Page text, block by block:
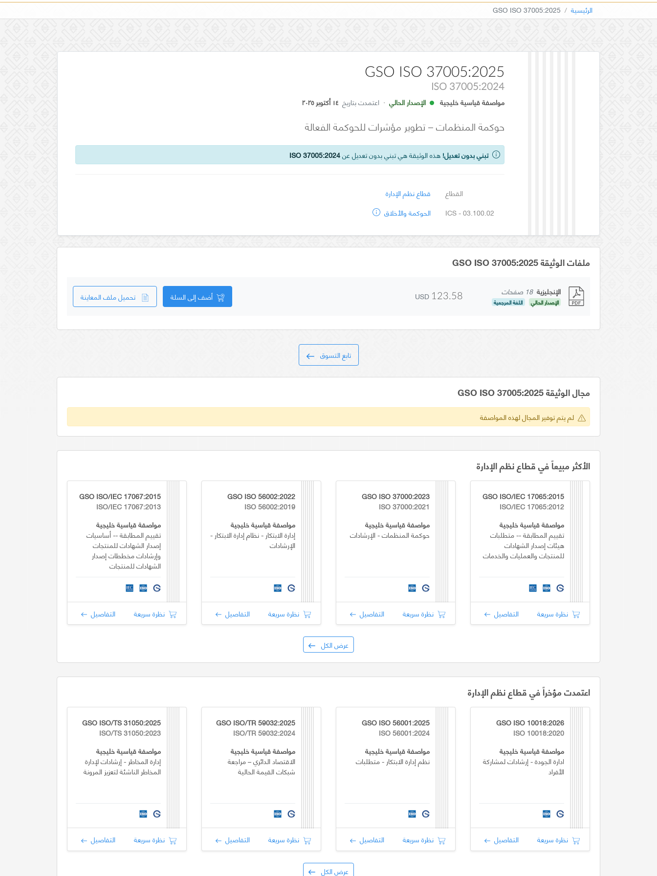
الرئيسية GSO ISO 37005:2025
GSO ISO 37005:2025
ISO 37005:2024
مواصفة قياسية خليجية الإصدار الحالي · اعتمدت بتاريخ ١٤ أكتوبر ٢٠٢٥
حوكمة المنظمات – تطوير مؤشرات للحوكمة الفعالة
تبني بدون تعديل! هذه الوثيقة هي تبني بدون تعديل عنISO 37005:2024
القطاع
قطاع نظم الإدارة
ICS - 03.100.02
الحوكمة والأخلاق
ملفات الوثيقة GSO ISO 37005:2025
الإنجليزية 18 صفحات
الإصدار الحالي اللغة المرجعية USD 123.58 أضف إلى السلة تحميل ملف المعاينة
تابع التسوق
مجال الوثيقة GSO ISO 37005:2025
لم يتم توفير المجال لهذه المواصفة
الأكثر مبيعاً في قطاع نظم الإدارة
GSO ISO/IEC 17065:2015
ISO/IEC 17065:2012
مواصفة قياسية خليجية
تقييم المطابقة -- متطلبات
هيئات إصدار الشهادات
للمنتجات والعمليات والخدمات
نظرة سريعة التفاصيل
GSO ISO 37000:2023
ISO 37000:2021
مواصفة قياسية خليجية
حوكمة المنظمات - الإرشادات
نظرة سريعة التفاصيل
GSO ISO 56002:2022
ISO 56002:2019
مواصفة قياسية خليجية
إدارة الابتكار - نظام إدارة الابتكار -
الإرشادات
نظرة سريعة التفاصيل
GSO ISO/IEC 17067:2015
ISO/IEC 17067:2013
مواصفة قياسية خليجية
تقييم المطابقة -- أساسيات
إصدار الشهادات للمنتجات
وإرشادات مخططات إصدار
الشهادات للمنتجات
نظرة سريعة التفاصيل
عرض الكل
اعتمدت مؤخراً في قطاع نظم الإدارة
GSO ISO 10018:2026
ISO 10018:2020
مواصفة قياسية خليجية
ادارة الجودة - إرشادات لمشاركة
الأفراد
نظرة سريعة التفاصيل
GSO ISO 56001:2025
ISO 56001:2024
مواصفة قياسية خليجية
نظم إدارة الابتكار - متطلبات
نظرة سريعة التفاصيل
GSO ISO/TR 59032:2025
ISO/TR 59032:2024
مواصفة قياسية خليجية
الاقتصاد الدائري – مراجعة
شبكات القيمة الحالية
نظرة سريعة التفاصيل
GSO ISO/TS 31050:2025
ISO/TS 31050:2023
مواصفة قياسية خليجية
إدارة المخاطر - إرشادات لإدارة
المخاطر الناشئة لتعزيز المرونة
نظرة سريعة التفاصيل
عرض الكل